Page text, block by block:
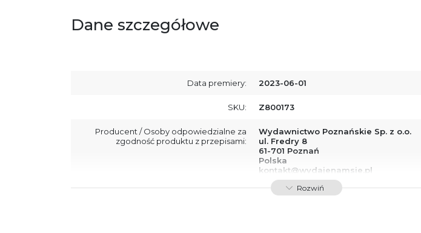
Dane szczegółowe
Data premiery: 2023-06-01
SKU: Z800173
Producent / Osoby odpowiedzialne za
zgodność produktu z przepisami:
Wydawnictwo Poznańskie Sp. z o.o.
ul. Fredry 8
61-701 Poznań
Polska
kontakt@wydajenamsie.pl
+48 61 623 38 38
Rozwiń